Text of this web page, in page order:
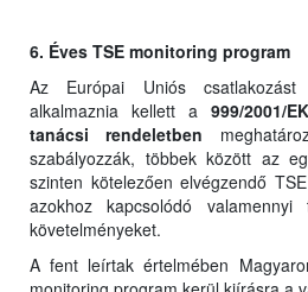
6. Éves TSE monitoring program
Az Európai Uniós
alkalmaznia kellett a 999/2001/
tanácsi rendeletben
szabályozzák, többek között az
szinten kötelezően elvégzendő
azokhoz kapcsolódó
követelményeket.
A fent leírtak értelmében